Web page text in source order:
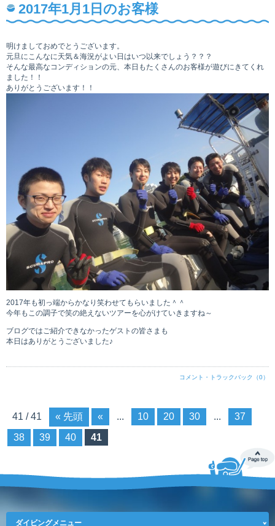
2017年1月1日のお客様
明けましておめでとうございます。
元旦にこんなに天気＆海況がよい日はいつ以来でしょう？？？
そんな最高なコンディションの元、本日もたくさんのお客様が遊びにきてくれ
ました！！
ありがとうございます！！
2017年も初っ端からかなり笑わせてもらいました＾＾
今年もこの調子で笑の絶えないツアーを心がけていきますね～
ブログではご紹介できなかったゲストの皆さまも
本日はありがとうございました♪
コメント・トラックバック（0）
41 / 41 « 先頭 « ... 10 20 30 ...
37
38
39 40 41
ダイビングメニュー